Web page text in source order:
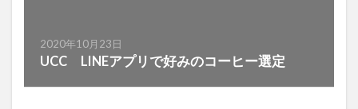
2020年10月23日
UCC LINEアプリで好みのコーヒー選定